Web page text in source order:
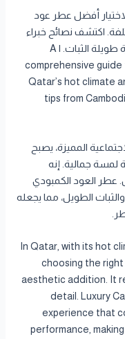
أفضل عطر عود
اكتشف نصائح خبراء
Cambodia Al Oud للعطور العربية الفاخرة طويلة الثبات. | A
comprehensive
Qatar’s hot climate
tips from
المميزة، يصبح
لمسة جمالية. إنه
عطر العود الكمبودي
الطويل، مما يجعله
In Qatar, with its hot
choosing the
aesthetic addition. It
detail. Luxury
experience that
performance,